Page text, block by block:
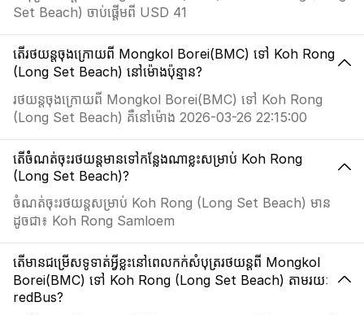
Set Beach) ចាប់ផ្តើមពី USD 41
តើរថយន្តចុងក្រោយពី Mongkol Borei(BMC) ទៅ Koh Rong
(Long Set Beach) នៅម៉ោងប៉ុន្មាន?
រថយន្តចុងក្រោយពី Mongkol Borei(BMC) ទៅ Koh Rong
(Long Set Beach) គឺនៅម៉ោង 2026-03-26 22:15:00
តើចំំណត់ចុះរថយន្តមានទៅកន្លែងណាខ្លះសម្រាប់ Koh Rong
(Long Set Beach)?
ចំណត់ចុះរថយន្តសម្រាប់ Koh Rong (Long Set Beach) មាន
ដូចជា៖ Koh Rong Samloem
តើមានជម្រើសទូទាត់អ្វីខ្លះនៅពេលកក់សំបុត្ររថយន្តពី Mongkol
Borei(BMC) ទៅ Koh Rong (Long Set Beach) តាមរយៈ
redBus?